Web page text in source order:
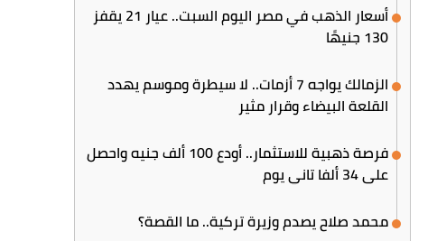
أسعار الذهب في مصر اليوم السبت.. عيار 21 يقفز
130 جنيهًا
الزمالك يواجه 7 أزمات.. لا سيطرة وموسم يهدد
القلعة البيضاء وقرار مثير
فرصة ذهبية للاستثمار.. أودع 100 ألف جنيه واحصل
على 34 ألفا تاني يوم
محمد صلاح يصدم وزيرة تركية.. ما القصة؟